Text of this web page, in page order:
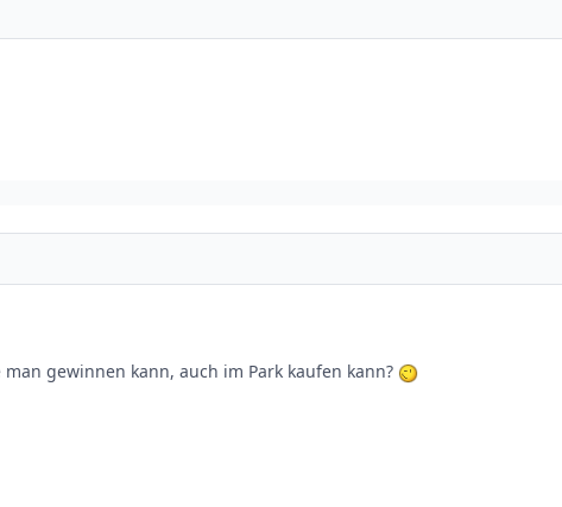
gewinnen kann, auch im Park kaufen kann?